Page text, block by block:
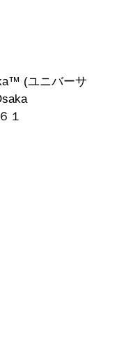
(ユニバーサ
１